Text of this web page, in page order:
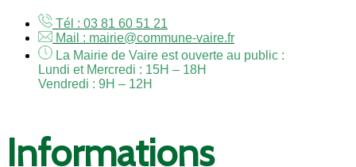
Tél : 03 81 60 51 21
Mail : mairie@commune-vaire.fr
La Mairie de Vaire est ouverte au public :
Lundi et Mercredi : 15H – 18H
Vendredi : 9H – 12H
Informations